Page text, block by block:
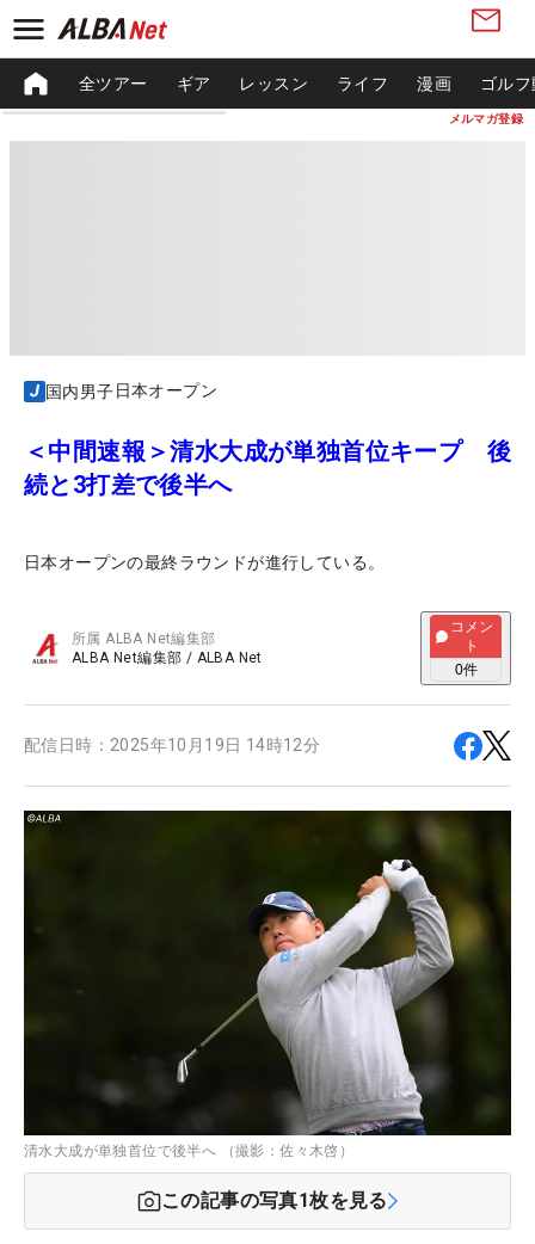
メルマガ登録
全ツアー ギア レッスン ライフ 漫画 ゴル
国内男子日本オープン
＜中間速報＞清水大成が単独首位キープ 後
続と3打差で後半へ
日本オープンの最終ラウンドが進行している。
所属ALBA Net編集部
ALBA Net編集部 / ALBA Net
コメン
ト
0件
配信日時： 2025年10月19日 14時12分
清水大成が単独首位で後半へ （撮影：佐々木啓）
この記事の写真1枚を見る